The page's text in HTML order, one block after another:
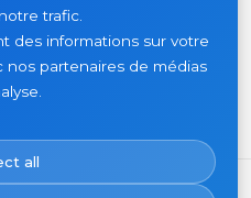
À propos
Actualités
trafic.
des informations sur votre
nos partenaires de médias
all